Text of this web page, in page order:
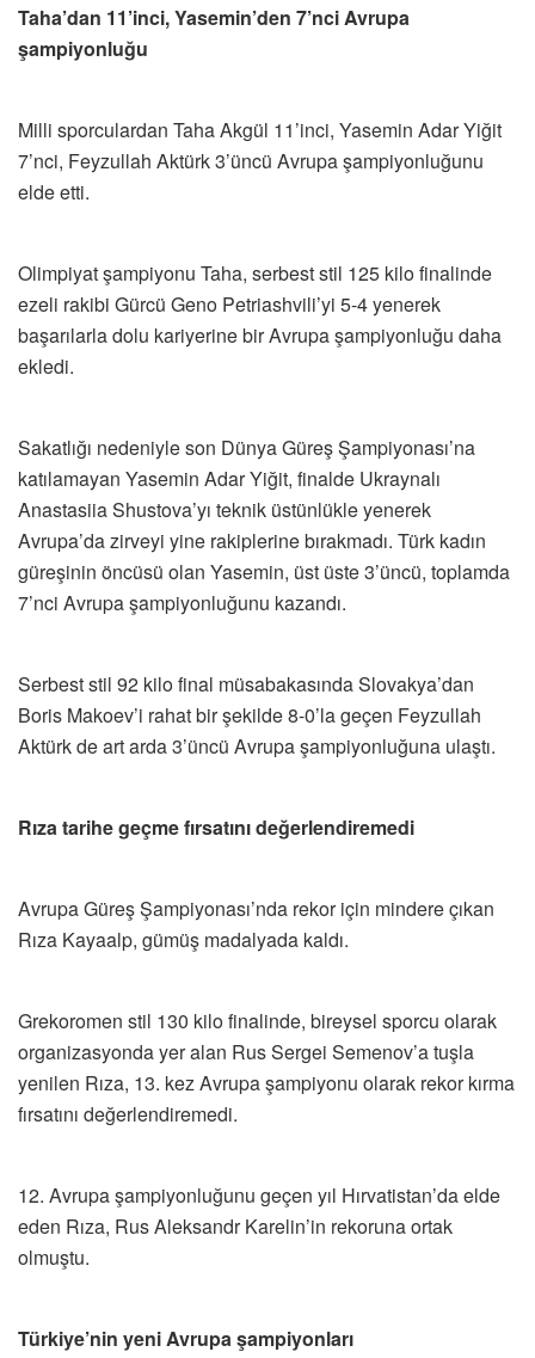
Taha’dan 11’inci, Yasemin’den 7’nci Avrupa
şampiyonluğu
Milli sporculardan Taha Akgül 11’inci, Yasemin Adar Yiğit
7’nci, Feyzullah Aktürk 3’üncü Avrupa şampiyonluğunu
elde etti.
Olimpiyat şampiyonu Taha, serbest stil 125 kilo finalinde
ezeli rakibi Gürcü Geno Petriashvili’yi 5-4 yenerek
başarılarla dolu kariyerine bir Avrupa şampiyonluğu daha
ekledi.
Sakatlığı nedeniyle son Dünya Güreş Şampiyonası’na
katılamayan Yasemin Adar Yiğit, finalde Ukraynalı
Anastasiia Shustova’yı teknik üstünlükle yenerek
Avrupa’da zirveyi yine rakiplerine bırakmadı. Türk kadın
güreşinin öncüsü olan Yasemin, üst üste 3’üncü, toplamda
7’nci Avrupa şampiyonluğunu kazandı.
Serbest stil 92 kilo final müsabakasında Slovakya’dan
Boris Makoev’i rahat bir şekilde 8-0’la geçen Feyzullah
Aktürk de art arda 3’üncü Avrupa şampiyonluğuna ulaştı.
Rıza tarihe geçme fırsatını değerlendiremedi
Avrupa Güreş Şampiyonası’nda rekor için mindere çıkan
Rıza Kayaalp, gümüş madalyada kaldı.
Grekoromen stil 130 kilo finalinde, bireysel sporcu olarak
organizasyonda yer alan Rus Sergei Semenov’a tuşla
yenilen Rıza, 13. kez Avrupa şampiyonu olarak rekor kırma
fırsatını değerlendiremedi.
12. Avrupa şampiyonluğunu geçen yıl Hırvatistan’da elde
eden Rıza, Rus Aleksandr Karelin’in rekoruna ortak
olmuştu.
Türkiye’nin yeni Avrupa şampiyonları